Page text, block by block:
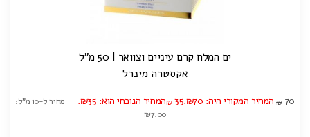
ים המלח קרם עיניים וצוואר | 50 מ"ל
אקסטרה מינרל
₪ 70 המחיר המקורי היה: ₪70. ₪ 35 המחיר הנוכחי הוא: ₪35.
מחיר ל-10 מ"ל:
₪7.00